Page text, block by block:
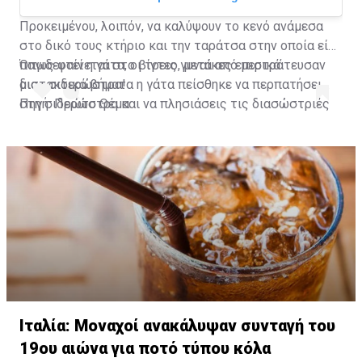
A post shared by Habertürk TV (@haberturktv)
Προκειμένου, λοιπόν, να καλύψουν το κενό ανάμεσα
στο δικό τους κτήριο και την ταράτσα στην οποία είχε
παγιδευτεί η γάτα, οι τρεις γυναίκες επιστράτευσαν
μια... σιδερώστρα!
Όπως φαίνεται στο βίντεο, μετά από μερικά
διστακτικά βήματα η γάτα πείσθηκε να περπατήσει
στη σιδερώστρα και να πλησιάσεις τις διασώστριές
Πηγή: Πρώτο Θέμα
Ιταλία: Μοναχοί ανακάλυψαν συνταγή του
19ου αιώνα για ποτό τύπου κόλα